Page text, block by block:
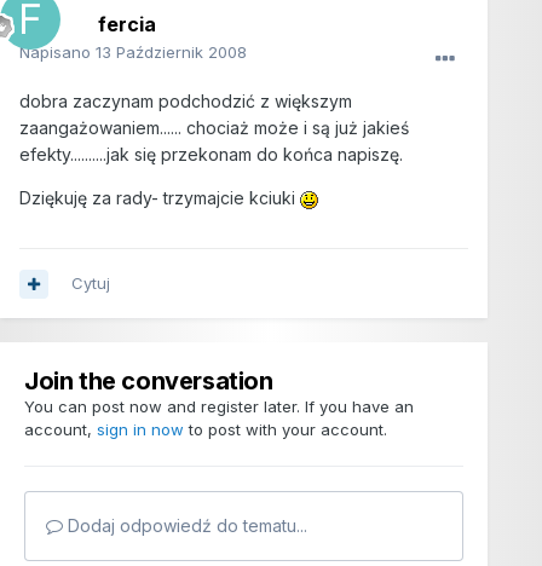
fercia
Napisano 13 Październik 2008
dobra zaczynam podchodzić z większym
zaangażowaniem...... chociaż może i są już jakieś
efekty..........jak się przekonam do końca napiszę.
Dziękuję za rady- trzymajcie kciuki
Cytuj
Join the conversation
You can post now and register later. If you have an
account, sign in now to post with your account.
Dodaj odpowiedź do tematu...